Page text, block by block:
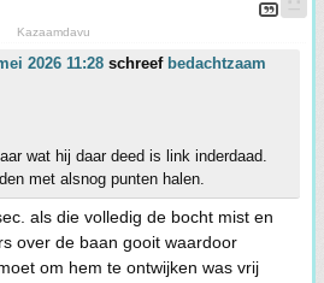
Kazaamdavu
2026 11:28 schreef bedachtzaam
wat hij daar deed is link inderdaad.
met alsnog punten halen.
als die volledig de bocht mist en
over de baan gooit waardoor
om hem te ontwijken was vrij